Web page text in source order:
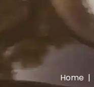
Home |